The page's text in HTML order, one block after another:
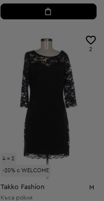
4 = 2
-20% с WELCOME
2
Takko Fashion M
Къса рокля